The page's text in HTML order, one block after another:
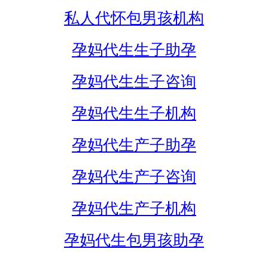
私人代怀包男孩机构
孕妈代生生子助孕
孕妈代生生子咨询
孕妈代生生子机构
孕妈代生产子助孕
孕妈代生产子咨询
孕妈代生产子机构
孕妈代生包男孩助孕